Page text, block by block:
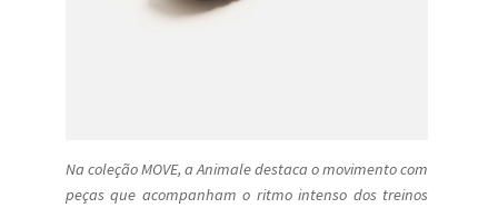
Na coleção MOVE, a Animale destaca o movimento com
peças que acompanham o ritmo intenso dos treinos